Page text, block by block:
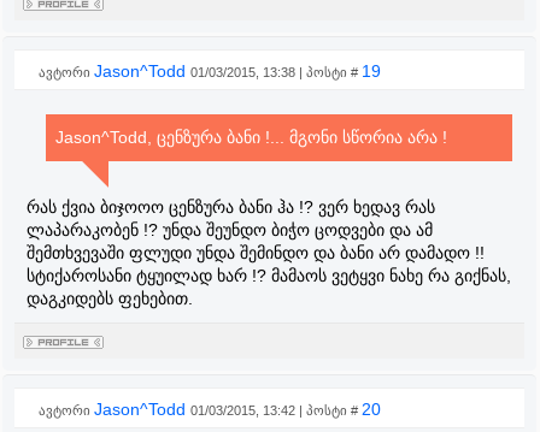
ავტორი Jason^Todd 01/03/2015, 13:38 | პოსტი # 19
Jason^Todd, ცენზურა ბანი !... მგონი სწორია არა !
რას ქვია ბიჯოოო ცენზურა ბანი ჰა !? ვერ ხედავ რას
ლაპარაკობენ !? უნდა შეუნდო ბიჭო ცოდვები და ამ
შემთხვევაში ფლუდი უნდა შემინდო და ბანი არ დამადო !!
სტიქაროსანი ტყუილად ხარ !? მამაოს ვეტყვი ნახე რა გიქნას,
დაგკიდებს ფეხებით.
ავტორი Jason^Todd 01/03/2015, 13:42 | პოსტი # 20